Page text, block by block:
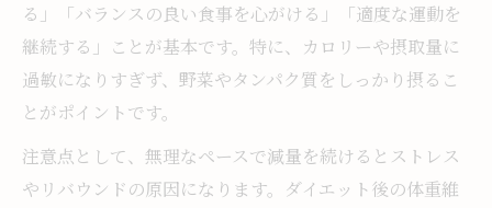
る」「バランスの良い食事を心がける」「適度な運動を
継続する」ことが基本です。特に、カロリーや摂取量に
過敏になりすぎず、野菜やタンパク質をしっかり摂るこ
とがポイントです。
注意点として、無理なペースで減量を続けるとストレス
やリバウンドの原因になります。ダイエット後の体重維